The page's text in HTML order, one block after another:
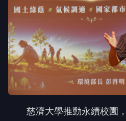
慈濟大學推動永續校園，
示，從垃圾分類、廢棄物處